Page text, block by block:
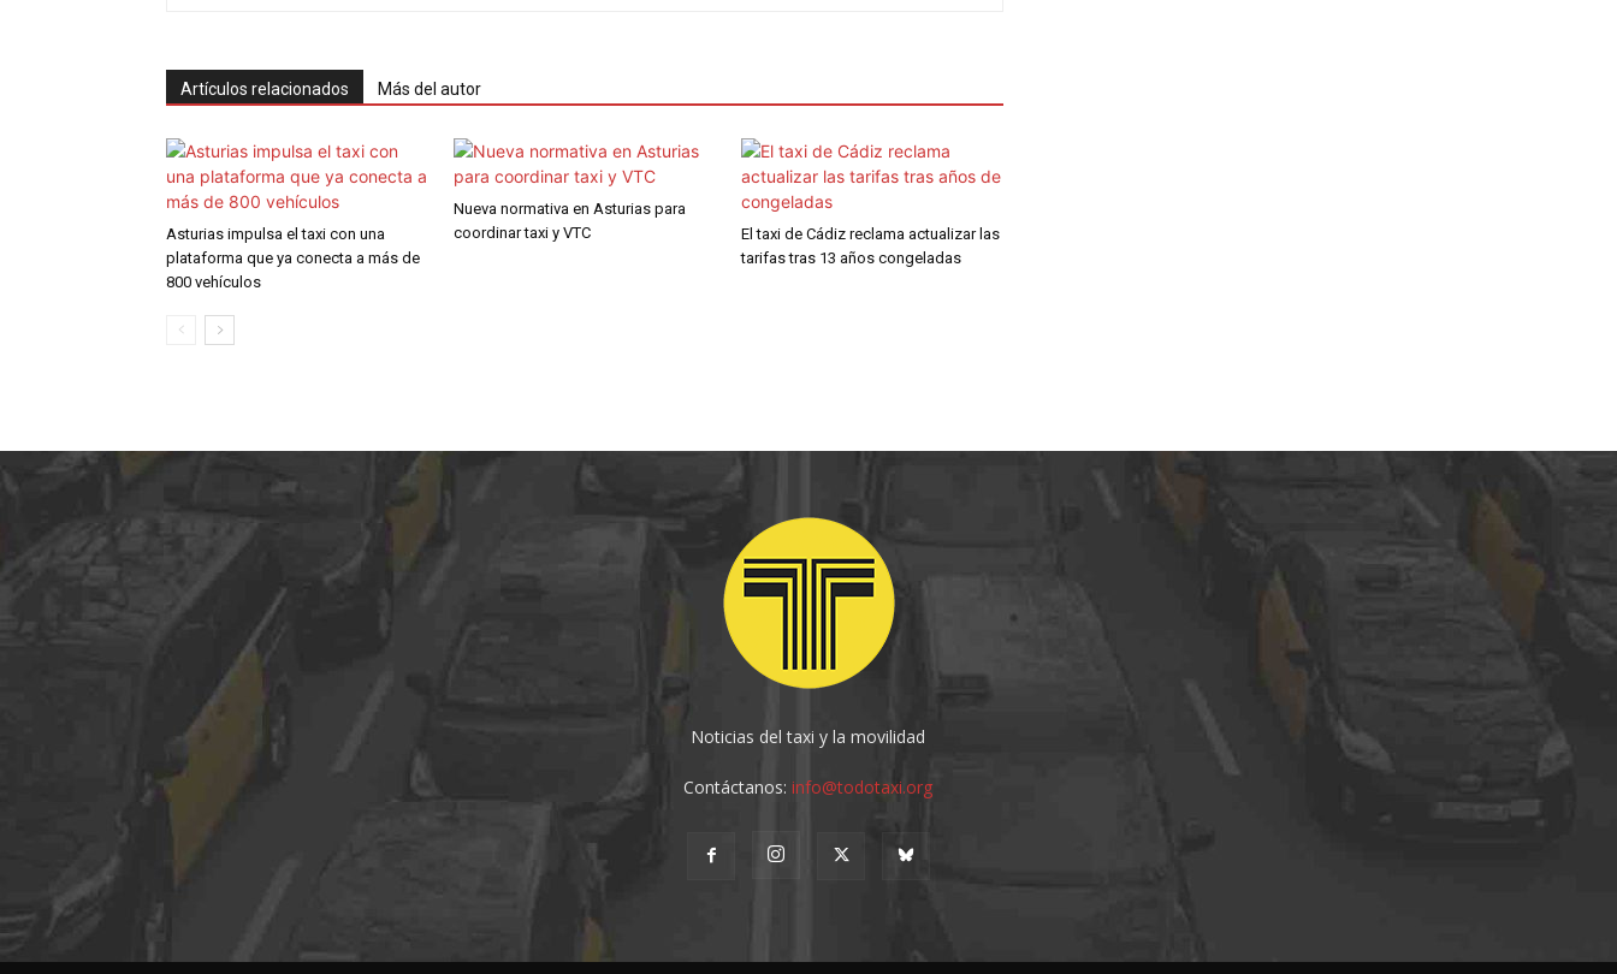
Artículos relacionados Más del autor
Asturias impulsa el taxi con una
plataforma que ya conecta a más de
800 vehículos
Nueva normativa en Asturias para
coordinar taxi y VTC
El taxi de Cádiz reclama actualizar las
tarifas tras 13 años congeladas
Noticias del taxi y la movilidad
Contáctanos:info@todotaxi.org